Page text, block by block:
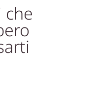
che